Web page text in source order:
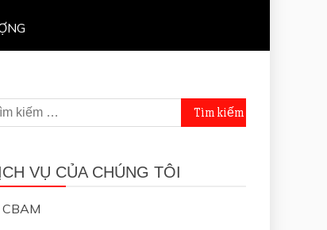
VỤ CỦA CHÚNG TÔI
CBAM